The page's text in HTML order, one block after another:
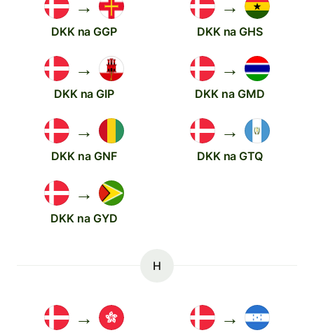
→
DKK na GGP
→
DKK na GHS
→
DKK na GIP
→
DKK na GMD
→
DKK na GNF
→
DKK na GTQ
→
DKK na GYD
H
→ →